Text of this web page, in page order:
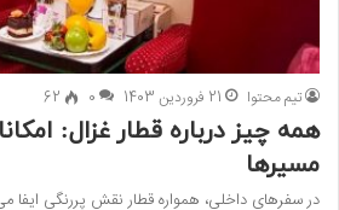
تیم محتوا 21 فروردین 1403 0
62
همه‌ چیز درباره قطار غزال:
مسیرها
در سفرهای داخلی، همواره قطار نقش پر‌رنگی ایفا